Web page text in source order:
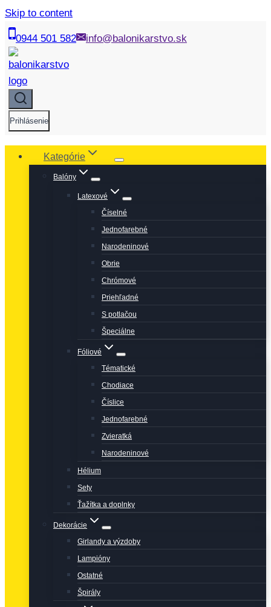
Skip to content
0944 501 582 info@balonikarstvo.sk
Prihlásenie
Kategórie
Balóny
Latexové
Číselné
Jednofarebné
Narodeninové
Obrie
Chrómové
Priehľadné
S potlačou
Špeciálne
Fóliové
Tématické
Chodiace
Číslice
Jednofarebné
Zvieratká
Narodeninové
Hélium
Sety
Ťažítka a doplnky
Dekorácie
Girlandy a výzdoby
Lampióny
Ostatné
Špirály